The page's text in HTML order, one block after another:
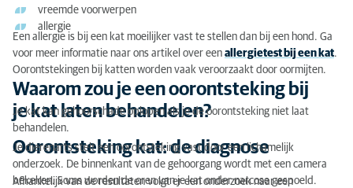
vreemde voorwerpen
allergie
Een allergie is bij een kat moeilijker vast te stellen dan bij een hond. Ga
voor meer informatie naar ons artikel over een allergietest bij een kat.
Oorontstekingen bij katten worden vaak veroorzaakt door oormijten.
Waarom zou je een oorontsteking bij
je kat laten behandelen?
Je kat kan gehoorschade oplopen als je de oorontsteking niet laat
behandelen.
Oorontsteking kat: de diagnose
Je dierenarts stelt een oorontsteking vast door een lichamelijk
onderzoek. De binnenkant van de gehoorgang wordt met een camera
bekeken. Soms worden de oren van je kat onder narcose gespoeld.
Afhankelijk van de resultaten volgt er een onderzoek naar een